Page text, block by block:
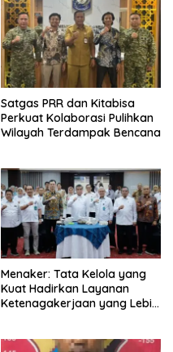
Satgas PRR dan Kitabisa
Perkuat Kolaborasi Pulihkan
Wilayah Terdampak Bencana
Menaker: Tata Kelola yang
Kuat Hadirkan Layanan
Ketenagakerjaan yang Lebih